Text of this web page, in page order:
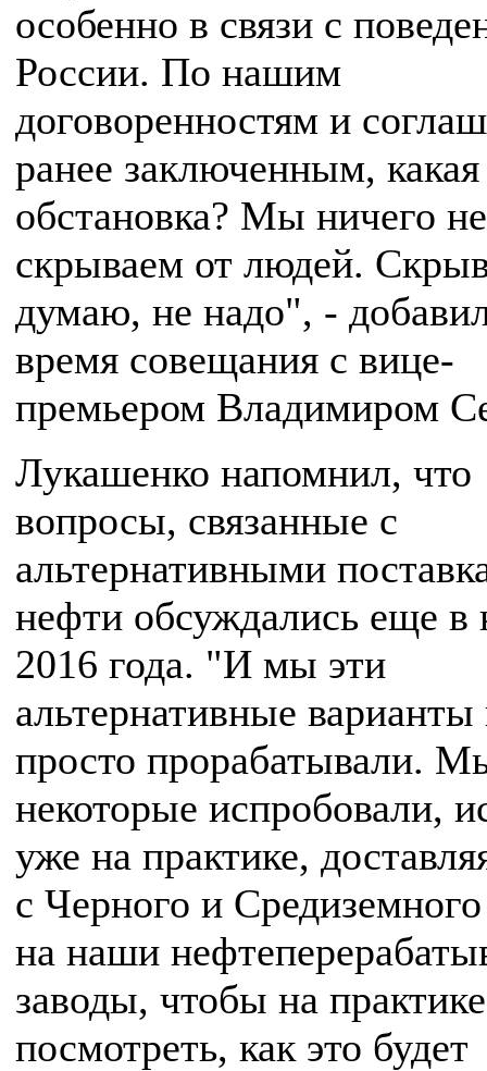
особенно в связи с
России. По нашим
договоренностям и
ранее заключенным,
обстановка? Мы ничего не
скрываем от людей.
думаю, не надо", -
время совещания с вице-
премьером Владимиром
Лукашенко напомнил, что
вопросы, связанные с
альтернативными
нефти обсуждались еще в
2016 года. "И мы эти
альтернативные варианты
просто прорабатывали.
некоторые испробовали,
уже на практике,
с Черного и
на наши
заводы, чтобы на практике
посмотреть, как это будет